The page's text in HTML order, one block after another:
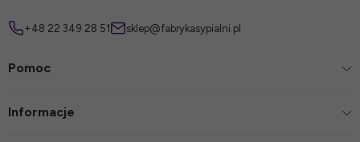
+48 22 349 28 51 sklep@fabrykasypialni.pl
Pomoc
Informacje